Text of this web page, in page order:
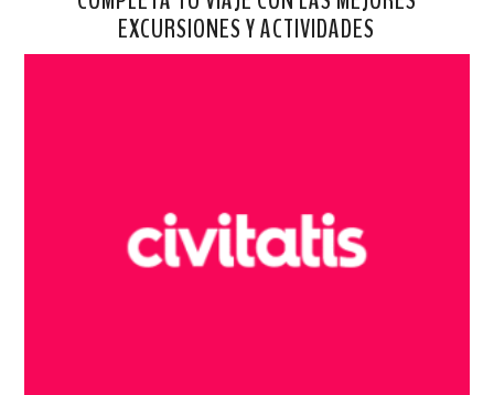
EXCURSIONES Y ACTIVIDADES